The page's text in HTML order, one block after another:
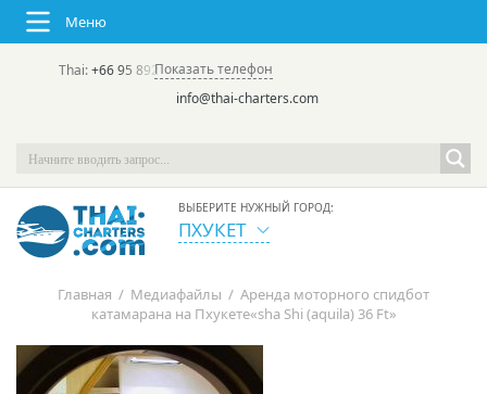
Меню
Thai:+66 95 892 7646(rus/eng) | в России:
Показать телефон
info@thai-charters.com
ВЫБЕРИТЕ НУЖНЫЙ ГОРОД:
ПХУКЕТ
Главная / Медиафайлы / Аренда моторного спидбот
катамарана на Пхукете«sha Shi (aquila) 36 Ft»